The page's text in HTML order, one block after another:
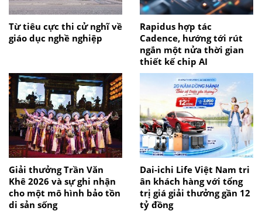
Từ tiêu cực thi cử nghĩ về
giáo dục nghề nghiệp
Rapidus hợp tác
Cadence, hướng tới rút
ngắn một nửa thời gian
thiết kế chip AI
Giải thưởng Trần Văn
Khê 2026 và sự ghi nhận
cho một mô hình bảo tồn
di sản sống
Dai-ichi Life Việt Nam tri
ân khách hàng với tổng
trị giá giải thưởng gần 12
tỷ đồng